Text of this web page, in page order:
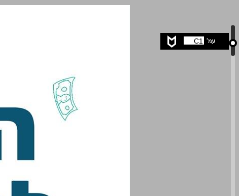
C1
המדריך למשקיע המתחיל ... 0